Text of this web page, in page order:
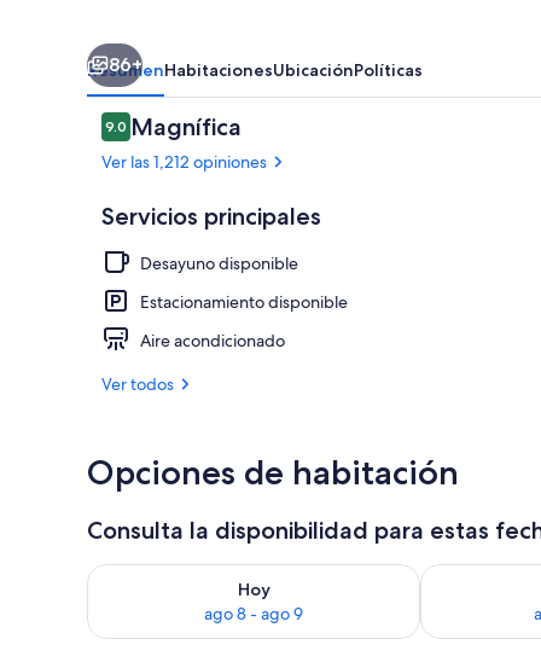
86+
ResumenHabitacionesUbicaciónPolíticas
Opiniones
9.09.0 de 10,
Magnífica
Ver las 1,212 opiniones
Servicios principales
Desayuno disponible
Estacionamiento disponible
Aire acondicionado
Ver todos
Opciones de habitación
Consulta la disponibilidad para estas
Hoy
ago 8 - ago 9
Consulta la disponibilidad para hoy ago 8 - ago 9
Consulta la